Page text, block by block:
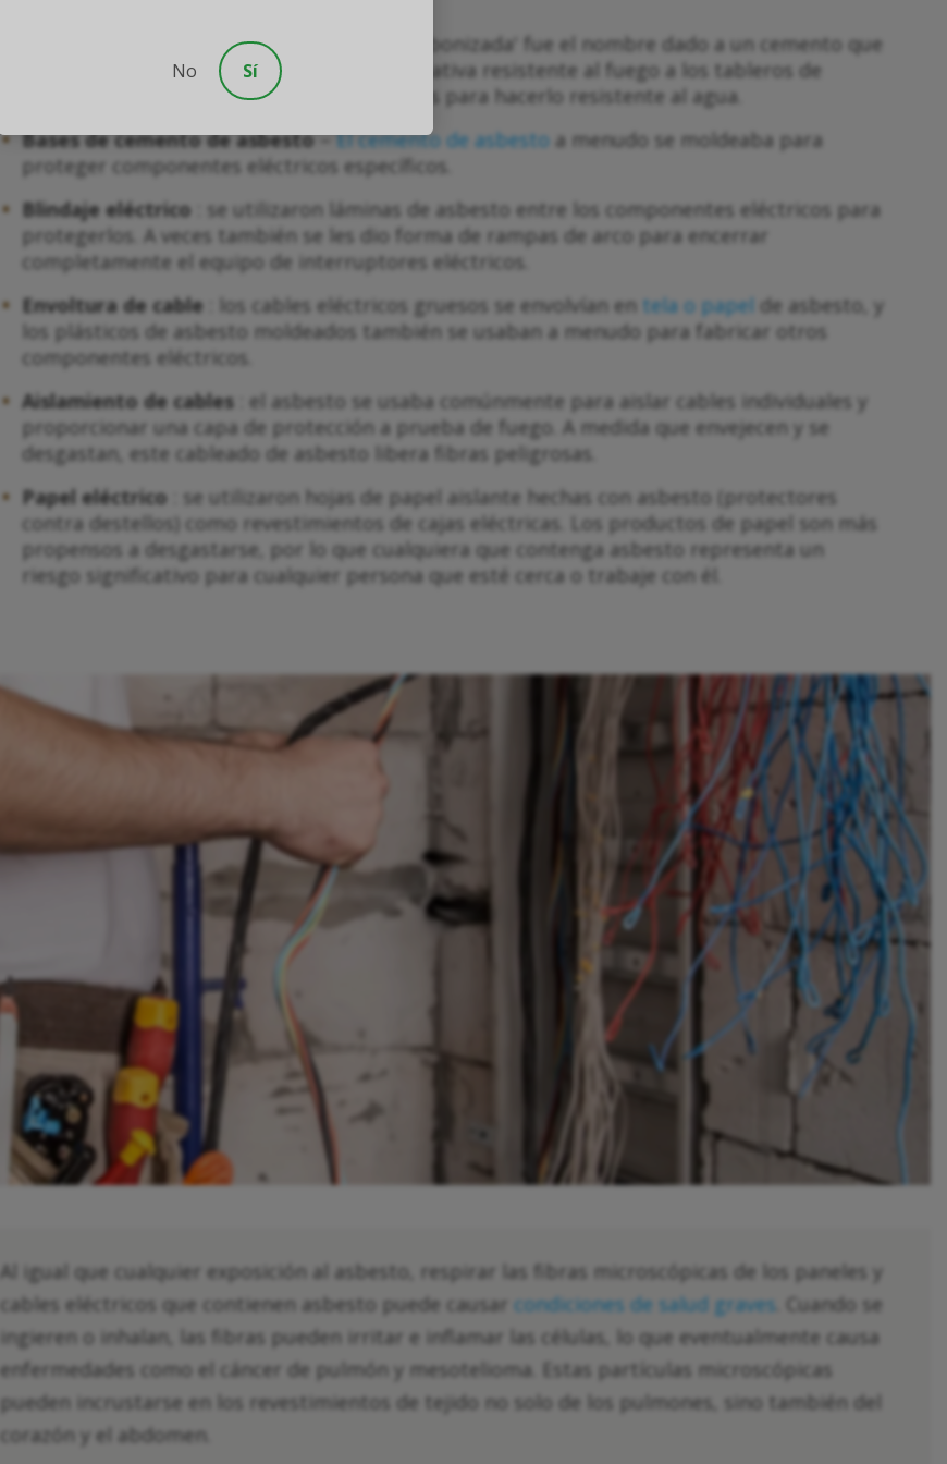
: 'madera de asbesto ebonizada' fue el nombre dado a un cemento que
contiene asbesto utilizado como una alternativa resistente al fuego a los tableros de
madera tradicionales. También se trató más para hacerlo resistente al agua.
Bases de cemento de asbesto–El cemento de asbesto a menudo se moldeaba para
proteger componentes eléctricos específicos.
Blindaje eléctrico : se utilizaron láminas de asbesto entre los componentes eléctricos para
protegerlos. A veces también se les dio forma de rampas de arco para encerrar
completamente el equipo de interruptores eléctricos.
Envoltura de cable : los cables eléctricos gruesos se envolvían en tela o papel de asbesto, y
los plásticos de asbesto moldeados también se usaban a menudo para fabricar otros
componentes eléctricos.
Aislamiento de cables : el asbesto se usaba comúnmente para aislar cables individuales y
proporcionar una capa de protección a prueba de fuego. A medida que envejecen y se
desgastan, este cableado de asbesto libera fibras peligrosas.
Papel eléctrico : se utilizaron hojas de papel aislante hechas con asbesto (protectores
contra destellos) como revestimientos de cajas eléctricas. Los productos de papel son más
propensos a desgastarse, por lo que cualquiera que contenga asbesto representa un
riesgo significativo para cualquier persona que esté cerca o trabaje con él.
Al igual que cualquier exposición al asbesto, respirar las fibras microscópicas de los paneles y
cables eléctricos que contienen asbesto puede causarcondiciones de salud graves . Cuando se
ingieren o inhalan, las fibras pueden irritar e inflamar las células, lo que eventualmente causa
enfermedades como el cáncer de pulmón y mesotelioma. Estas partículas microscópicas
pueden incrustarse en los revestimientos de tejido no solo de los pulmones, sino también del
corazón y el abdomen.
No Sí